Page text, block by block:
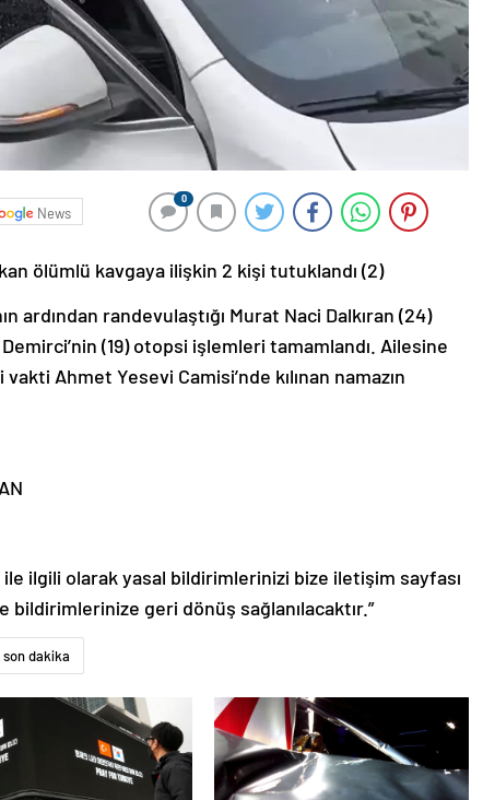
News
0
ölümlü kavgaya ilişkin 2 kişi tutuklandı (2)
ardından randevulaştığı Murat Naci Dalkıran (24)
(19) otopsi işlemleri tamamlandı. Ailesine
Ahmet Yesevi Camisi’nde kılınan namazın
ilgili olarak yasal bildirimlerinizi bize iletişim sayfası
geri dönüş sağlanılacaktır.”
son dakika